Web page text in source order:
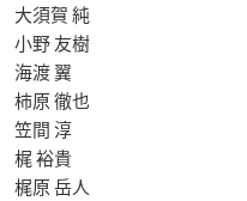
大須賀 純
小野 友樹
海渡 翼
柿原 徹也
笠間 淳
梶 裕貴
梶原 岳人